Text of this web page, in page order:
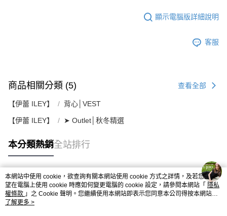
顯示電腦版詳細說明
客服
商品相關分類 (5) 查看全部
【伊蕾 ILEY】 背心│VEST
【伊蕾 ILEY】 ➤ Outlet│秋冬精選
本分類熱銷全站排行
熱門標籤
本網站中使用 cookie，欲查詢有關本網站使用 cookie 方式之詳情，及若您不希
望在電腦上使用 cookie 時應如何變更電腦的 cookie 設定，請參閱本網站「 隱私
權條款 」之 Cookie 聲明。您繼續使用本網站即表示您同意本公司得按本網站使
用條款之 Cookie 聲明使用 cookie。
了解更多 >